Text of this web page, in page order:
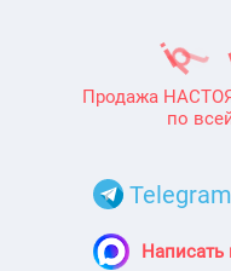
Продажа
по
Telegram
Написать